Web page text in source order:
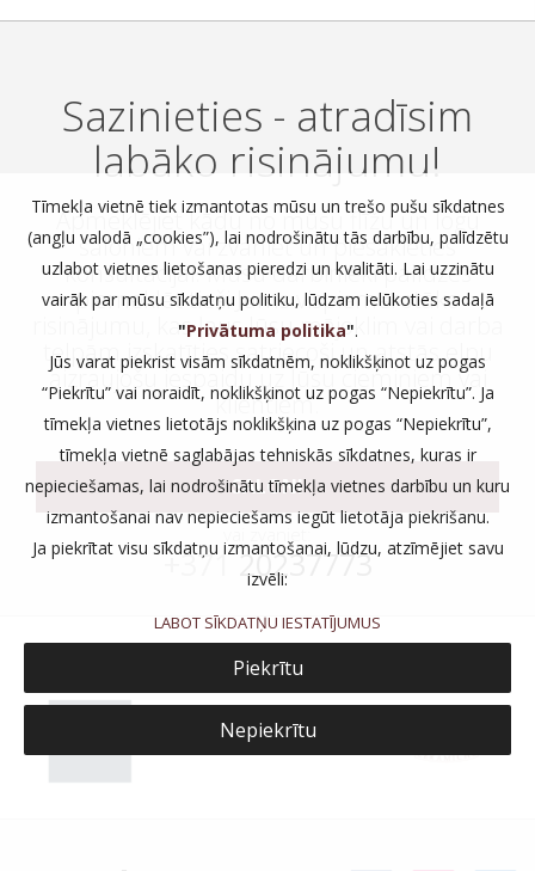
Sazinieties - atradīsim
labāko risinājumu!
Apmeklējiet kādu no mūsu flīžu un logu
saloniem vai zvaniet un piesakieties
konsultācijai. Mūsu darbinieki palīdzēs
piemeklēt tieši Jums vispiemērotāko
risinājumu, kas ļaus Jūsu mājoklim vai darba
telpām izskatīties satriecoši un atstās elpu
aizraujošu iespaidu uz Jūsu ciemiņiem vai
klientiem.
SALONI
+37120237773
Tīmekļa vietnē tiek izmantotas mūsu un trešo pušu sīkdatnes
(angļu valodā „cookies”), lai nodrošinātu tās darbību, palīdzētu
uzlabot vietnes lietošanas pieredzi un kvalitāti. Lai uzzinātu
vairāk par mūsu sīkdatņu politiku, lūdzam ielūkoties sadaļā
"Privātuma politika".
Jūs varat piekrist visām sīkdatnēm, noklikšķinot uz pogas
“Piekrītu” vai noraidīt, noklikšķinot uz pogas “Nepiekrītu”. Ja
tīmekļa vietnes lietotājs noklikšķina uz pogas “Nepiekrītu”,
tīmekļa vietnē saglabājas tehniskās sīkdatnes, kuras ir
nepieciešamas, lai nodrošinātu tīmekļa vietnes darbību un kuru
izmantošanai nav nepieciešams iegūt lietotāja piekrišanu.
Ja piekrītat visu sīkdatņu izmantošanai, lūdzu, atzīmējiet savu
izvēli:
LABOT SĪKDATŅU IESTATĪJUMUS
Piekrītu
Nepiekrītu